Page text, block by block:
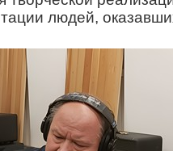
людей,